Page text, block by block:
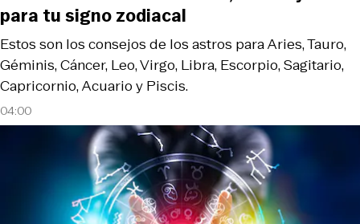
04:00
Estos son los consejos de los astros para Aries, Tauro,
Géminis, Cáncer, Leo, Virgo, Libra, Escorpio, Sagitario,
Capricornio, Acuario y Piscis.
para tu signo zodiacal